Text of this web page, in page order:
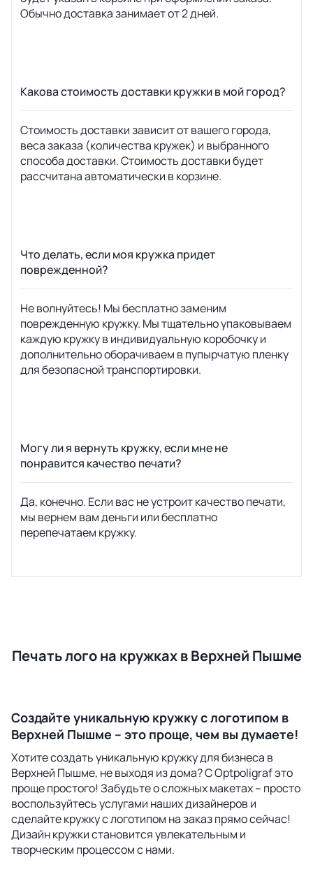
Обычно доставка занимает от 2 дней.
Какова стоимость доставки кружки в мой город?
Стоимость доставки зависит от вашего города,
веса заказа (количества кружек) и выбранного
способа доставки. Стоимость доставки будет
рассчитана автоматически в корзине.
Что делать, если моя кружка придет
поврежденной?
Не волнуйтесь! Мы бесплатно заменим
поврежденную кружку. Мы тщательно упаковываем
каждую кружку в индивидуальную коробочку и
дополнительно оборачиваем в пупырчатую пленку
для безопасной транспортировки.
Могу ли я вернуть кружку, если мне не
понравится качество печати?
Да, конечно. Если вас не устроит качество печати,
мы вернем вам деньги или бесплатно
перепечатаем кружку.
Печать лого на кружках в Верхней Пышме
Создайте уникальную кружку с логотипом в
Верхней Пышме – это проще, чем вы думаете!
Хотите создать уникальную кружку для бизнеса в
Верхней Пышме, не выходя из дома? С Optpoligraf это
проще простого! Забудьте о сложных макетах – просто
воспользуйтесь услугами наших дизайнеров и
сделайте кружку с логотипом на заказ прямо сейчас!
Дизайн кружки становится увлекательным и
творческим процессом с нами.